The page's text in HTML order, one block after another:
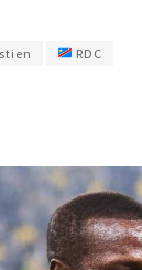
RDC